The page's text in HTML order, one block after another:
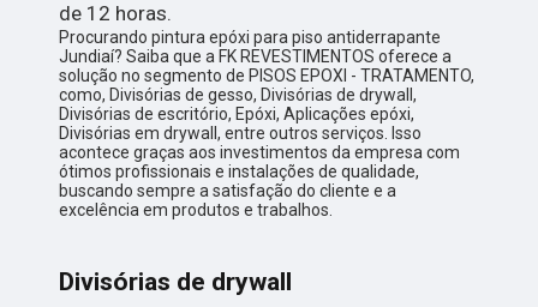
de 12 horas.
Procurando pintura epóxi para piso antiderrapante
Jundiaí? Saiba que a FK REVESTIMENTOS oferece a
solução no segmento de PISOS EPOXI - TRATAMENTO,
como, Divisórias de gesso, Divisórias de drywall,
Divisórias de escritório, Epóxi, Aplicações epóxi,
Divisórias em drywall, entre outros serviços. Isso
acontece graças aos investimentos da empresa com
ótimos profissionais e instalações de qualidade,
buscando sempre a satisfação do cliente e a
excelência em produtos e trabalhos.
Divisórias de drywall